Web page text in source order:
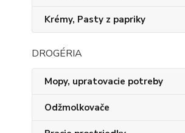
Krémy, Pasty z papriky
DROGÉRIA
Mopy, upratovacie potreby
Odžmolkovače